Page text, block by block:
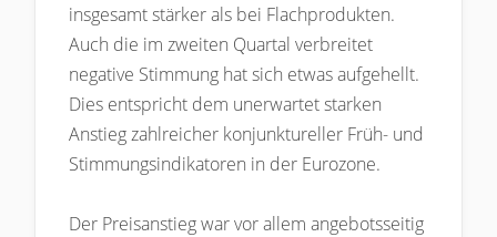
insgesamt stärker als bei Flachprodukten.
Auch die im zweiten Quartal verbreitet
negative Stimmung hat sich etwas aufgehellt.
Dies entspricht dem unerwartet starken
Anstieg zahlreicher konjunktureller Früh- und
Stimmungsindikatoren in der Eurozone.
Der Preisanstieg war vor allem angebotsseitig